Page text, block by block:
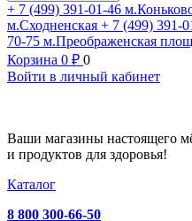
+ 7 (499) 391-01-46
м.Сходненская + 7 (499) 391-
70-75 м.Преображенская
Корзина 0 ₽ 0
Войти в личный кабинет
Ваши магазины настоящего
и продуктов для здоровья!
Каталог
8 800 300-66-50